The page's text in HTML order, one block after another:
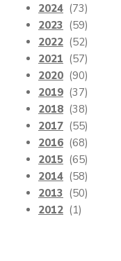
2024 (73)
2023 (59)
2022 (52)
2021 (57)
2020 (90)
2019 (37)
2018 (38)
2017 (55)
2016 (68)
2015 (65)
2014 (58)
2013 (50)
2012 (1)